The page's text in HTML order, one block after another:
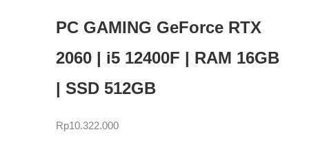
PC GAMING GeForce RTX
2060 | i5 12400F | RAM 16GB
| SSD 512GB
Rp10.322.000